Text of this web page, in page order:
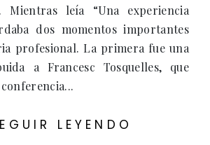
leía “Una experiencia
dos momentos importantes
profesional. La primera fue una
a Francesc Tosquelles, que
LEYENDO